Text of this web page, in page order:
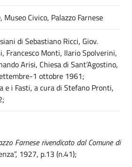
Museo Civico, Palazzo Farnese
di Sebastiano Ricci, Giov.
Francesco Monti, Ilario Spolverini,
Arisi, Chiesa di Sant’Agostino,
1 ottobre 1961;
e i Fasti, a cura di Stefano Pronti,
Farnese rivendicato dal Comune di
1927, p.13 (n.41);